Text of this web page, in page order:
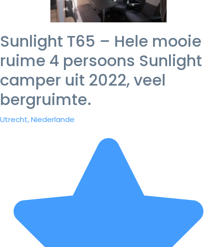
Sunlight T65 – Hele mooie
ruime 4 persoons Sunlight
camper uit 2022, veel
bergruimte.
Utrecht, Niederlande